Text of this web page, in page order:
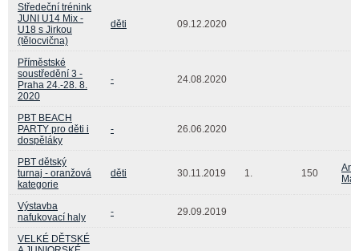
Středeční trénink
JUNI U14 Mix -
U18 s Jirkou
(tělocvična)
děti 09.12.2020
Příměstské
soustředění 3 -
Praha 24.-28. 8.
2020
- 24.08.2020
PBT BEACH
PARTY pro děti i
dospěláky
- 26.06.2020
PBT dětský
turnaj - oranžová
kategorie
děti 30.11.2019 1. 150
Výstavba
nafukovací haly
- 29.09.2019
VELKÉ DĚTSKÉ